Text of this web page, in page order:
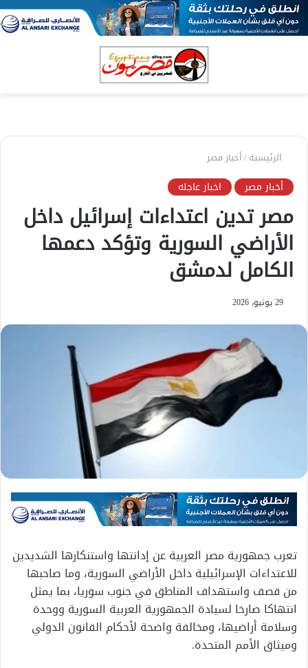
الرئيسية/أخبار مصر
أخبار مصر اخبار عاجله
مصر تدين اعتداءات إسرائيل داخل
الأراضي السورية وتؤكد دعمها
الكامل لدمشق
29 يونيو، 2026
تعرب جمهورية مصر العربية عن إدانتها واستنكارها الشديدين
للاعتداءات الإسرائيلية داخل الأراضي السورية، وما صاحبها
من قصف واستهداف المناطق في جنوب سوريا، بما يمثل
انتهاكا صارخا لسيادة الجمهورية العربية السورية ووحدة
وسلامة أراضيها، ومخالفة واضحة لأحكام القانون الدولي
وميثاق الأمم المتحدة.